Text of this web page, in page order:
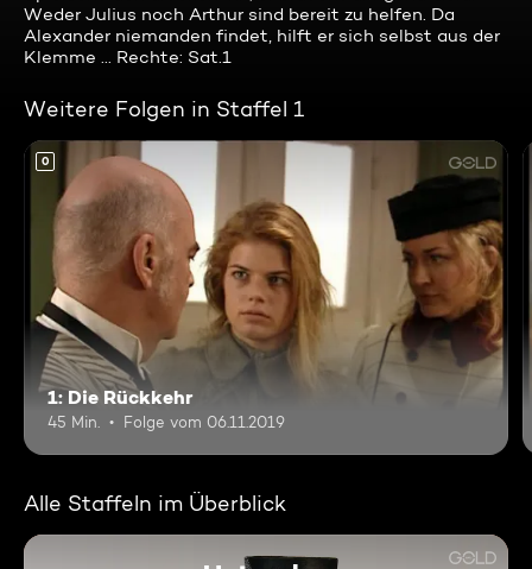
Weder Julius noch Arthur sind bereit zu helfen. Da
Alexander niemanden findet, hilft er sich selbst aus der
Klemme ... Rechte: Sat.1
Weitere Folgen in Staffel 1
0
1: Die Rückkehr
45 Min. Folge vom 06.11.2019
Alle Staffeln im Überblick